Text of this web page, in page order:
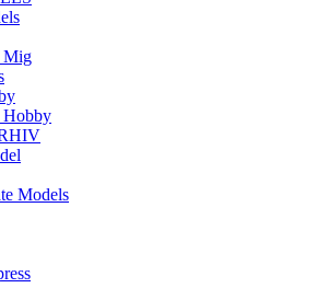
Mig
Models